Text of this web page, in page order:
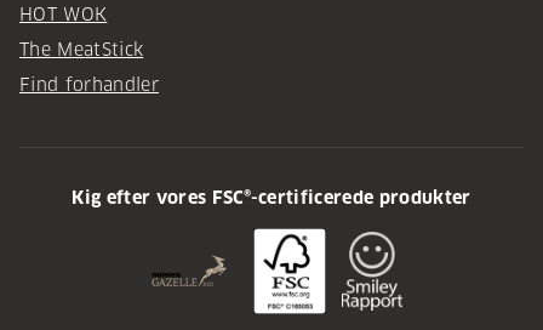
HOT WOK
The MeatStick
Find forhandler
Kig efter vores FSC®-certificerede produkter